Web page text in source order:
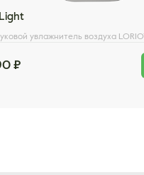
увлажнитель воздуха
₽